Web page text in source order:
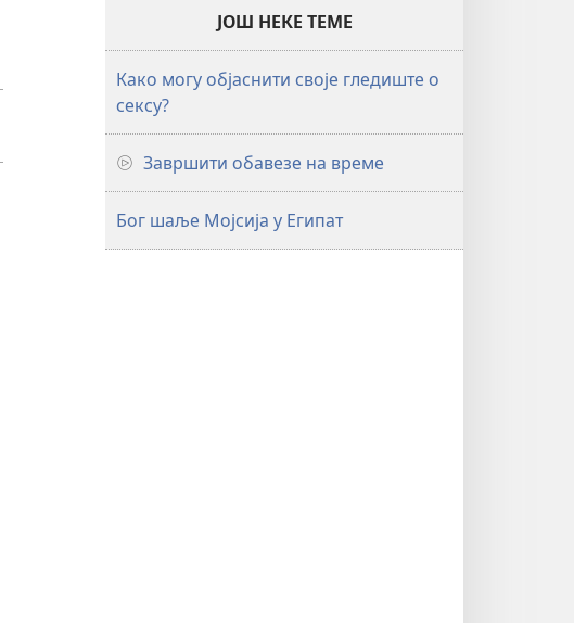
ЈОШ НЕКЕ ТЕМЕ
Како могу објаснити своје гледиште о
сексу?
Завршити обавезе на време
Бог шаље Мојсија у Египат